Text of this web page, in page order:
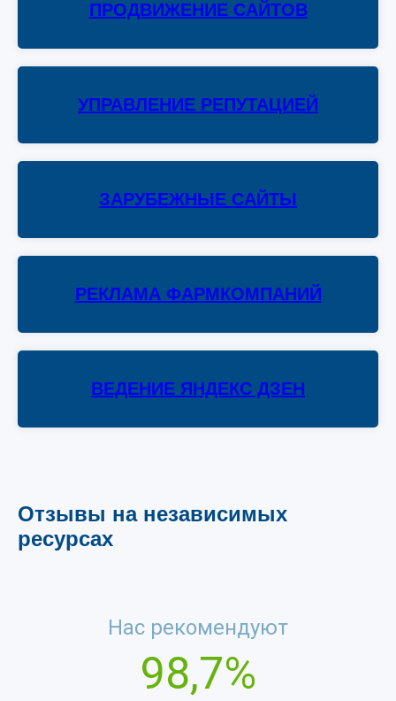
ПРОДВИЖЕНИЕ САЙТОВ
УПРАВЛЕНИЕ РЕПУТАЦИЕЙ
ЗАРУБЕЖНЫЕ САЙТЫ
РЕКЛАМА ФАРМКОМПАНИЙ
ВЕДЕНИЕ ЯНДЕКС ДЗЕН
Отзывы на независимых
ресурсах
Нас рекомендуют
98,7%